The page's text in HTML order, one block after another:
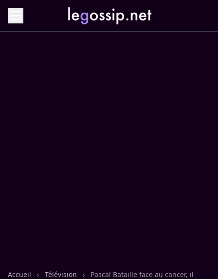
Accueil › Télévision ›
Pascal Bataille face au cancer, il